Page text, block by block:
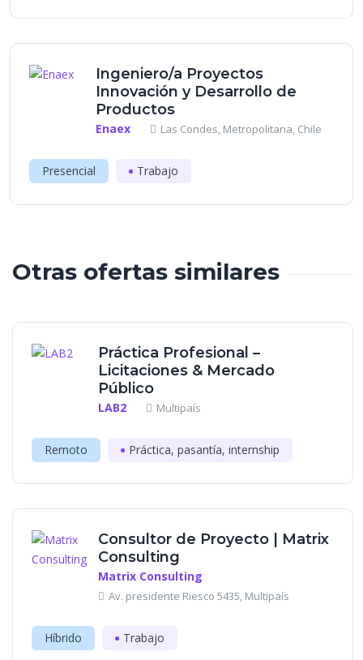
Ingeniero/a Proyectos
Innovación y Desarrollo de
Productos
Enaex Las Condes, Metropolitana, Chile
Presencial Trabajo
Otras ofertas similares
Práctica Profesional –
Licitaciones & Mercado
Público
LAB2 Multipaís
Remoto Práctica, pasantía, internship
Consultor de Proyecto | Matrix
Consulting
Matrix Consulting
Av. presidente Riesco 5435, Multipaís
Híbrido Trabajo